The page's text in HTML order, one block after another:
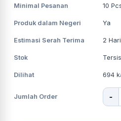
Minimal Pesanan 10
Produk dalam Negeri Ya
Estimasi Serah Terima 2
Stok
Dilihat 694
Jumlah Order -